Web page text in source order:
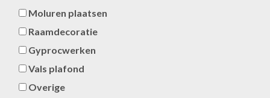
Moluren plaatsen
Raamdecoratie
Gyprocwerken
Vals plafond
Overige